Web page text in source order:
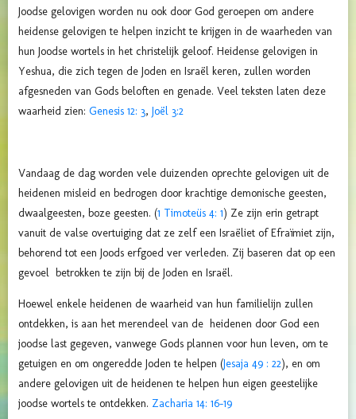
Joodse gelovigen worden nu ook door God geroepen om andere
heidense gelovigen te helpen inzicht te krijgen in de waarheden van
hun Joodse wortels in het christelijk geloof. Heidense gelovigen in
Yeshua, die zich tegen de Joden en Israël keren, zullen worden
afgesneden van Gods beloften en genade. Veel teksten laten deze
waarheid zien: Genesis 12: 3, Joël 3:2
Vandaag de dag worden vele duizenden oprechte gelovigen uit de
heidenen misleid en bedrogen door krachtige demonische geesten,
dwaalgeesten, boze geesten. (1 Timoteüs 4: 1) Ze zijn erin getrapt
vanuit de valse overtuiging dat ze zelf een Israëliet of Efraïmiet zijn,
behorend tot een Joods erfgoed ver verleden. Zij baseren dat op een
gevoel betrokken te zijn bij de Joden en Israël.
Hoewel enkele heidenen de waarheid van hun familielijn zullen
ontdekken, is aan het merendeel van de heidenen door God een
joodse last gegeven, vanwege Gods plannen voor hun leven, om te
getuigen en om ongeredde Joden te helpen (Jesaja 49 : 22), en om
andere gelovigen uit de heidenen te helpen hun eigen geestelijke
joodse wortels te ontdekken. Zacharia 14: 16-19